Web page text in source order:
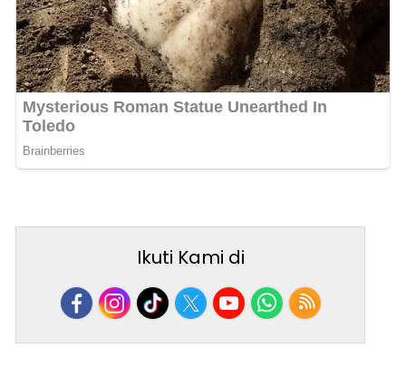
Ikuti Kami di